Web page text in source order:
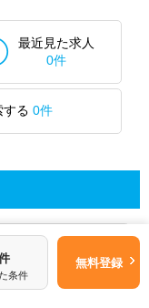
気軽にご相談くださ
最近見た求人
0件
する 0件
します
条件
無料登録